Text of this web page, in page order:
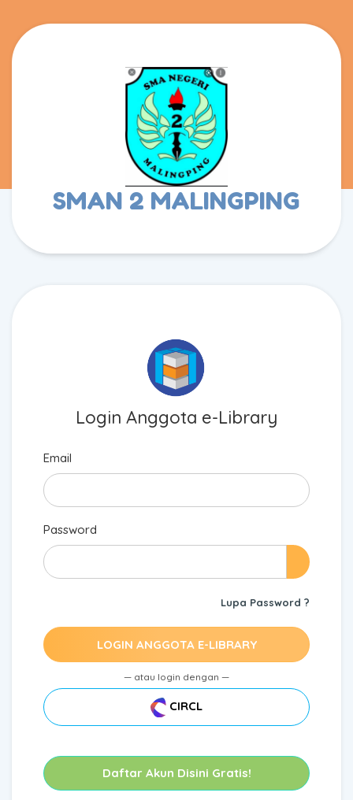
SMAN 2 MALINGPING
Login Anggota e-Library
Email
Password
Lupa Password ?
LOGIN ANGGOTA E-LIBRARY
— atau login dengan —
CIRCL
Daftar Akun Disini Gratis!